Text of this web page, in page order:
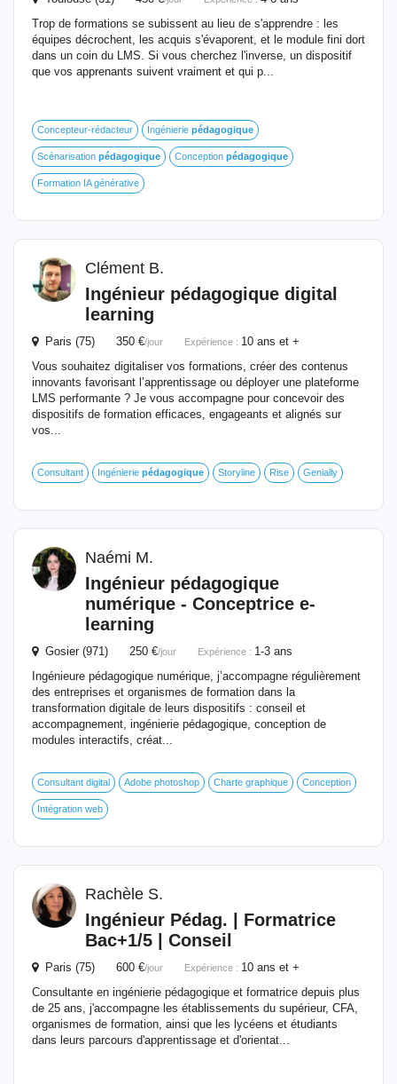
Trop de formations se subissent au lieu de s'apprendre : les
équipes décrochent, les acquis s'évaporent, et le module fini dort
dans un coin du LMS. Si vous cherchez l'inverse, un dispositif
que vos apprenants suivent vraiment et qui p...
Concepteur-rédacteur Ingénierie pédagogique
Scénarisation pédagogique Conception pédagogique
Formation IA générative
Clément B.
Ingénieur pédagogique digital
learning
Paris (75) 350 €/jour Expérience : 10 ans et +
Vous souhaitez digitaliser vos formations, créer des contenus
innovants favorisant l’apprentissage ou déployer une plateforme
LMS performante ? Je vous accompagne pour concevoir des
dispositifs de formation efficaces, engageants et alignés sur
vos...
Consultant Ingénierie pédagogique Storyline Rise Genially
Naémi M.
Ingénieur pédagogique
numérique - Conceptrice e-
learning
Gosier (971) 250 €/jour Expérience : 1-3 ans
Ingénieure pédagogique numérique, j’accompagne régulièrement
des entreprises et organismes de formation dans la
transformation digitale de leurs dispositifs : conseil et
accompagnement, ingénierie pédagogique, conception de
modules interactifs, créat...
Consultant digital Adobe photoshop Charte graphique Conception
Intégration web
Rachèle S.
Ingénieur Pédag. | Formatrice
Bac+1/5 | Conseil
Paris (75) 600 €/jour Expérience : 10 ans et +
Consultante en ingénierie pédagogique et formatrice depuis plus
de 25 ans, j'accompagne les établissements du supérieur, CFA,
organismes de formation, ainsi que les lycéens et étudiants
dans leurs parcours d'apprentissage et d'orientat...